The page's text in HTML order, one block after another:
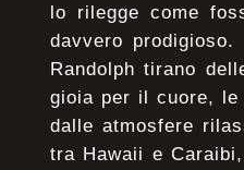
lo rilegge come
davvero
Randolph tirano
gioia per il cuore, le
dalle atmosfere
tra Hawaii e